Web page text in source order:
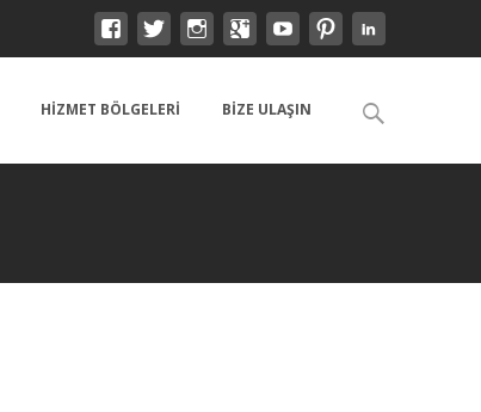
HIZMET BÖLGELERI BIZE ULAŞIN
Search
for: